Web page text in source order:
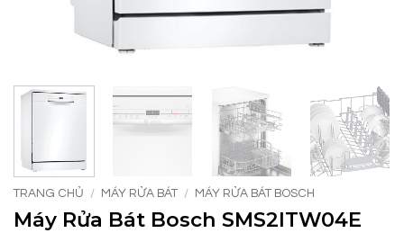
TRANG CHỦ / MÁY RỬA BÁT / MÁY RỬA BÁT BOSCH
Máy Rửa Bát Bosch SMS2ITW04E